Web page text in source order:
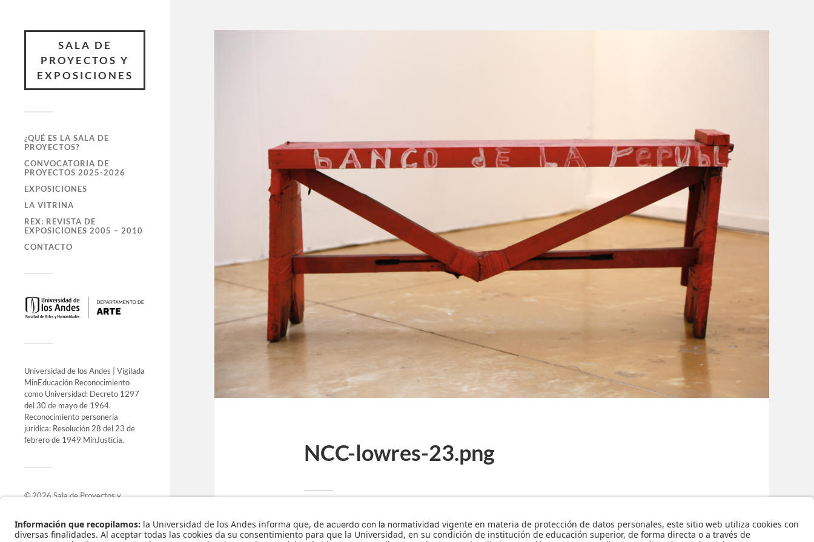
SALA DE
PROYECTOS Y
EXPOSICIONES
¿QUÉ ES LA SALA DE
PROYECTOS?
CONVOCATORIA DE
PROYECTOS 2025-2026
EXPOSICIONES
LA VITRINA
REX: REVISTA DE
EXPOSICIONES 2005 – 2010
CONTACTO
Universidad de los Andes | Vigilada
MinEducación Reconocimiento
como Universidad: Decreto 1297
del 30 de mayo de 1964.
Reconocimiento personería
jurídica: Resolución 28 del 23 de
febrero de 1949 MinJusticia.
© 2026Sala de Proyectos y
Funciona con
.
Tema deAnders Norén.
NCC-lowres-23.png